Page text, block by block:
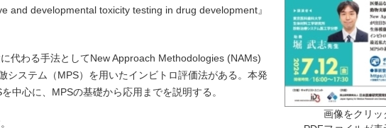
and developmental toxicity testing in drug development』
代わる手法としてNew Approach Methodologies (NAMs)
システム（MPS）を用いたインビトロ評価法がある。本発
中心に、MPSの基礎から応用までを説明する。
画像をクリッ